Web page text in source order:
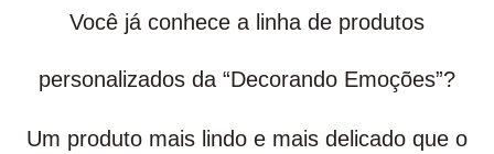
Você já conhece a linha de produtos
personalizados da “Decorando Emoções”?
Um produto mais lindo e mais delicado que o